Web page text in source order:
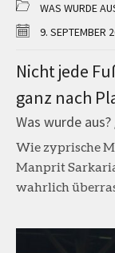
WAS WURDE
9. SEPTEMBER
Nicht jede
ganz nach
Was wurde aus?
Wie zyprische
Manprit
wahrlich